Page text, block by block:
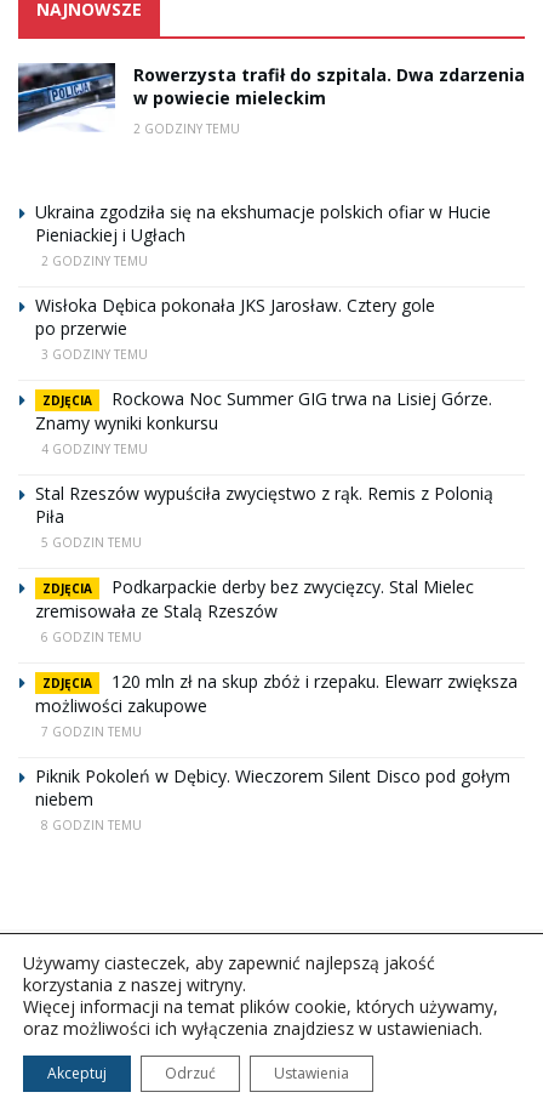
NAJNOWSZE
Rowerzysta trafił do szpitala. Dwa zdarzenia
w powiecie mieleckim
2 GODZINY TEMU
Ukraina zgodziła się na ekshumacje polskich ofiar w Hucie
Pieniackiej i Ugłach
2 GODZINY TEMU
Wisłoka Dębica pokonała JKS Jarosław. Cztery gole
po przerwie
3 GODZINY TEMU
ZDJĘCIA
Rockowa Noc Summer GIG trwa na Lisiej Górze.
Znamy wyniki konkursu
4 GODZINY TEMU
Stal Rzeszów wypuściła zwycięstwo z rąk. Remis z Polonią
Piła
5 GODZIN TEMU
ZDJĘCIA
Podkarpackie derby bez zwycięzcy. Stal Mielec
zremisowała ze Stalą Rzeszów
6 GODZIN TEMU
ZDJĘCIA
120 mln zł na skup zbóż i rzepaku. Elewarr zwiększa
możliwości zakupowe
7 GODZIN TEMU
Piknik Pokoleń w Dębicy. Wieczorem Silent Disco pod gołym
niebem
8 GODZIN TEMU
Copyright © 2026Polskie Radio Rzeszów S.A. w likwidacj.
Wszelkie prawa zastrzeżone.
Używamy ciasteczek, aby zapewnić najlepszą jakość
korzystania z naszej witryny.
Więcej informacji na temat plików cookie, których używamy,
oraz możliwości ich wyłączenia znajdziesz w ustawieniach.
Akceptuj Odrzuć Ustawienia